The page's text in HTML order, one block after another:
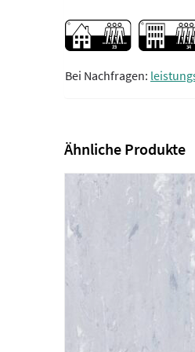
Bei Nachfragen:
Ähnliche Produkte